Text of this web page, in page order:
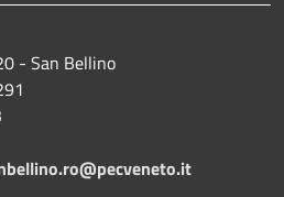
- San Bellino